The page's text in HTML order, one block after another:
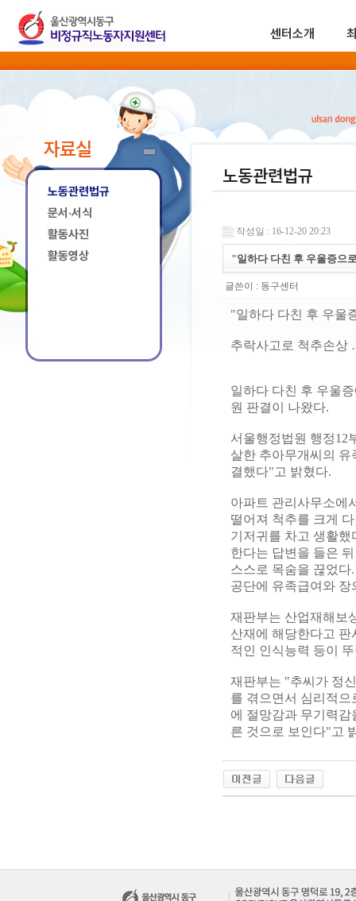
센터소개
자료실
노동관련법규
문서·서식
활동사진
활동영상
노동관련법규
작성일 : 16-12-20 20:23
"일하다 다친 후 우울증으
글쓴이 : 동구센터
"일하다 다친 후 우울
추락사고로 척추손상
일하다 다친 후 우울
원 판결이 나왔다.
서울행정법원 행정12
살한 추아무개씨의
결했다"고 밝혔다.
아파트 관리사무소에
떨어져 척추를 크게
기저귀를 차고 생활
한다는 답변을 들은
스스로 목숨을 끊었
공단에 유족급여와
재판부는 산업재해보
산재에 해당한다고
적인 인식능력 등이
재판부는 "추씨가 정
를 겪으면서 심리적
에 절망감과 무기력
른 것으로 보인다"고